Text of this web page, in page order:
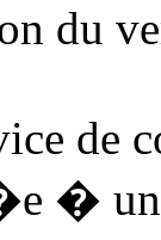
du
de
� un